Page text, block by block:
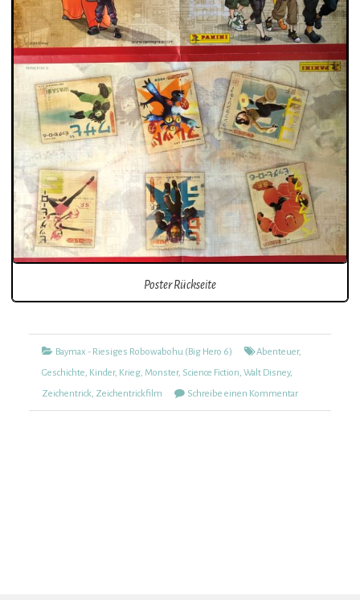
Poster Rückseite
Kategorien
Baymax - Riesiges Robowabohu (Big Hero 6) TagsAbenteuer,
Geschichte, Kinder, Krieg, Monster, Science Fiction, Walt Disney,
Zeichentrick, Zeichentrickfilm Schreibe einen Kommentarzu
Baymax